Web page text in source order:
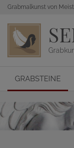
Grabmalkunst von
GRABSTEINE